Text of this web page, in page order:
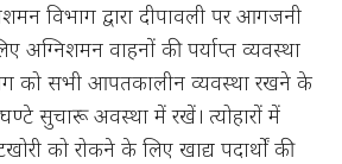
विभाग द्वारा दीपावली पर आगजनी
वाहनों की पर्याप्त व्यवस्था
को सभी आपतकालीन व्यवस्था रखने के
सुचारू अवस्था में रखें। त्योहारों में
को रोकने के लिए खाद्य पदार्थों की